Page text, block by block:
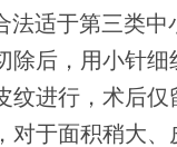
法适于第三类中
除后，用小针细
纹进行，术后仅
对于面积稍大、